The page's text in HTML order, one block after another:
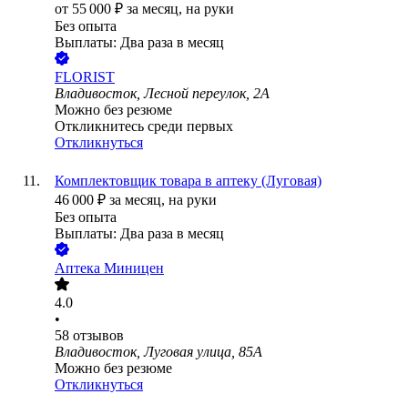
от 55 000 ₽ за месяц, на руки
Без опыта
Выплаты: Два раза в месяц
FLORIST
Владивосток, Лесной переулок, 2А
Можно без резюме
Откликнитесь среди первых
Откликнуться
Комплектовщик товара в аптеку (Луговая)
46 000 ₽ за месяц, на руки
Без опыта
Выплаты: Два раза в месяц
Аптека Миницен
4.0
•
58 отзывов
Владивосток, Луговая улица, 85А
Можно без резюме
Откликнуться